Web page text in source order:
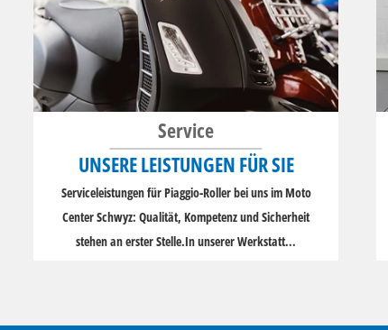
Service
UNSERE LEISTUNGEN FÜR SIE
Serviceleistungen für Piaggio-Roller bei uns im Moto
Center Schwyz: Qualität, Kompetenz und Sicherheit
stehen an erster Stelle.In unserer Werkstatt...